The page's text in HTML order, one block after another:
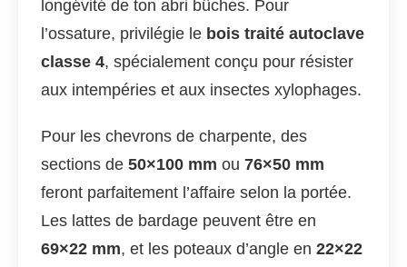
longévité de ton abri bûches. Pour
l’ossature, privilégie le bois traité autoclave
classe 4, spécialement conçu pour résister
aux intempéries et aux insectes xylophages.
Pour les chevrons de charpente, des
sections de 50×100 mm ou 76×50 mm
feront parfaitement l’affaire selon la portée.
Les lattes de bardage peuvent être en
69×22 mm, et les poteaux d’angle en 22×22